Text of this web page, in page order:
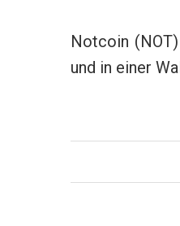
Notcoin
und in einer